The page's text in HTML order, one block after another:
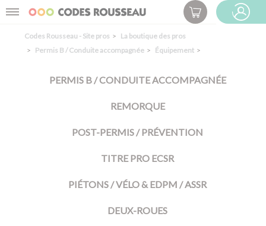
Menu
Codes Rousseau - Site pros
La boutique des pros
Permis B / Conduite accompagnée
Équipement
PERMIS B / CONDUITE ACCOMPAGNÉE
REMORQUE
POST-PERMIS / PRÉVENTION
TITRE PRO ECSR
PIÉTONS / VÉLO & EDPM / ASSR
DEUX-ROUES
Panneau de gestion des cookies